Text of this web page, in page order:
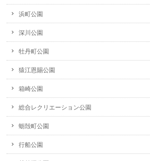
浜町公園
深川公園
牡丹町公園
猿江恩賜公園
箱崎公園
総合レクリエーション公園
蛎殻町公園
行船公園